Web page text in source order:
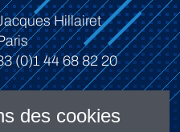
Hillairet
(0)1 44 68 82 20
des cookies